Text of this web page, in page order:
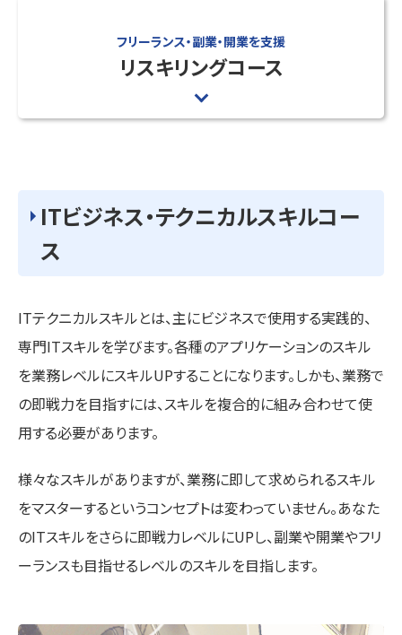
フリーランス・副業・開業を支援
リスキリングコース
ITビジネス・テクニカルスキルコー
ス
ITテクニカルスキルとは、主にビジネスで使用する実践的、
専門ITスキルを学びます。各種のアプリケーションのスキル
を業務レベルにスキルUPすることになります。しかも、業務で
の即戦力を目指すには、スキルを複合的に組み合わせて使
用する必要があります。
様々なスキルがありますが、業務に即して求められるスキル
をマスターするというコンセプトは変わっていません。あなた
のITスキルをさらに即戦力レベルにUPし、副業や開業やフリ
ーランスも目指せるレベルのスキルを目指します。